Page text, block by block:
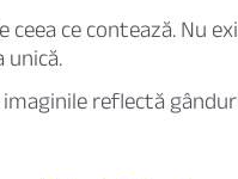
ce contează. Nu
unică.
reflectă